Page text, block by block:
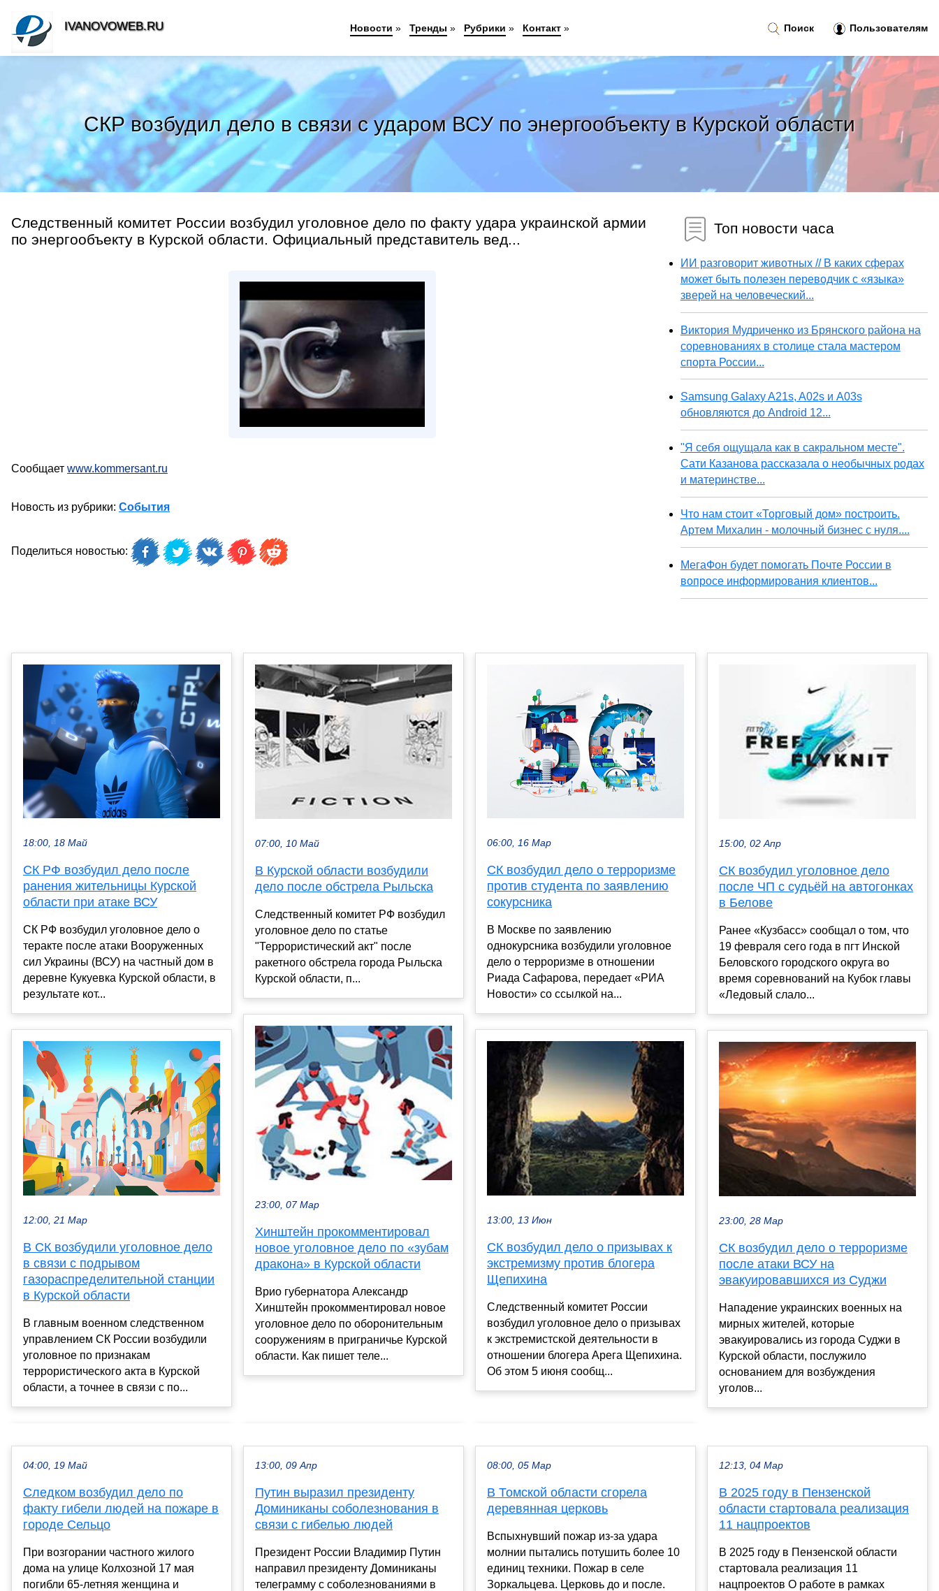
СКР возбудил дело в связи с ударом ВСУ по энергообъекту в Курской области
Следственный комитет России возбудил уголовное дело по факту удара украинской армии
по энергообъекту в Курской области. Официальный представитель вед...
Сообщает www.kommersant.ru
Новость из рубрики: События
Поделиться новостью:
Топ новости часа
ИИ разговорит животных // В каких сферах
может быть полезен переводчик с «языка»
зверей на человеческий...
Виктория Мудриченко из Брянского района на
соревнованиях в столице стала мастером
спорта России...
Samsung Galaxy A21s, A02s и A03s
обновляются до Android 12...
"Я себя ощущала как в сакральном месте".
Сати Казанова рассказала о необычных родах
и материнстве...
Что нам стоит «Торговый дом» построить.
Артем Михалин - молочный бизнес с нуля....
МегаФон будет помогать Почте России в
вопросе информирования клиентов...
18:00, 18 Май
СК РФ возбудил дело после
ранения жительницы Курской
области при атаке ВСУ
СК РФ возбудил уголовное дело о
теракте после атаки Вооруженных
сил Украины (ВСУ) на частный дом в
деревне Кукуевка Курской области, в
результате кот...
12:00, 21 Мар
В СК возбудили уголовное дело
в связи с подрывом
газораспределительной станции
в Курской области
В главным военном следственном
управлением СК России возбудили
уголовное по признакам
террористического акта в Курской
области, а точнее в связи с по...
07:00, 10 Май
В Курской области возбудили
дело после обстрела Рыльска
Следственный комитет РФ возбудил
уголовное дело по статье
"Террористический акт" после
ракетного обстрела города Рыльска
Курской области, п...
23:00, 07 Мар
Хинштейн прокомментировал
новое уголовное дело по «зубам
дракона» в Курской области
Врио губернатора Александр
Хинштейн прокомментировал новое
уголовное дело по оборонительным
сооружениям в приграничье Курской
области. Как пишет теле...
06:00, 16 Мар
СК возбудил дело о терроризме
против студента по заявлению
сокурсника
В Москве по заявлению
однокурсника возбудили уголовное
дело о терроризме в отношении
Риада Сафарова, передает «РИА
Новости» со ссылкой на...
13:00, 13 Июн
СК возбудил дело о призывах к
экстремизму против блогера
Щепихина
Следственный комитет России
возбудил уголовное дело о призывах
к экстремистской деятельности в
отношении блогера Арега Щепихина.
Об этом 5 июня сообщ...
15:00, 02 Апр
СК возбудил уголовное дело
после ЧП с судьёй на автогонках
в Белове
Ранее «Кузбасс» сообщал о том, что
19 февраля сего года в пгт Инской
Беловского городского округа во
время соревнований на Кубок главы
«Ледовый слало...
23:00, 28 Мар
СК возбудил дело о терроризме
после атаки ВСУ на
эвакуировавшихся из Суджи
Нападение украинских военных на
мирных жителей, которые
эвакуировались из города Суджи в
Курской области, послужило
основанием для возбуждения
уголов...
04:00, 19 Май
Следком возбудил дело по
факту гибели людей на пожаре в
городе Сельцо
При возгорании частного жилого
дома на улице Колхозной 17 мая
погибли 65-летняя женщина и
13:00, 09 Апр
Путин выразил президенту
Доминиканы соболезнования в
связи с гибелью людей
Президент России Владимир Путин
направил президенту Доминиканы
телеграмму с соболезнованиями в
08:00, 05 Мар
В Томской области сгорела
деревянная церковь
Вспыхнувший пожар из-за удара
молнии пытались потушить более 10
единиц техники. Пожар в селе
Зоркальцева. Церковь до и после.
12:13, 04 Мар
В 2025 году в Пензенской
области стартовала реализация
11 нацпроектов
В 2025 году в Пензенской области
стартовала реализация 11
нацпроектов О работе в рамках
Поиск Пользователям
IVANOVOWEB.RU Новости » Тренды » Рубрики » Контакт »